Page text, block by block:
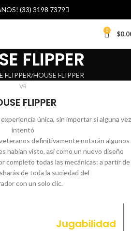
(33) 3198 7379
0 $
FLIPPER
FLIPPER HOUSE FLIPPER
VR
FLIPPER
única, sin importar si alguna vez
intentó
definitivamente notarán algunos
habían visto, así como un nuevo diseño
completo todas las mecánicas: a partir de
de toda la suciedad del
con un solo clic.
Jugabilidad